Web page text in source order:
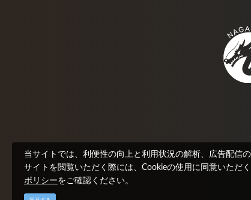
当サイトでは、利便性の向上と利用状況の解析、広告配信
サイトを閲覧いただく際には、Cookieの使用に同意いただ
ポリシーをご確認ください。